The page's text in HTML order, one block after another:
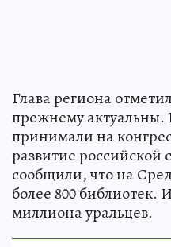
Глава региона
прежнему
принимали на
развитие российской
сообщили, что на
более 800
миллиона уральцев.